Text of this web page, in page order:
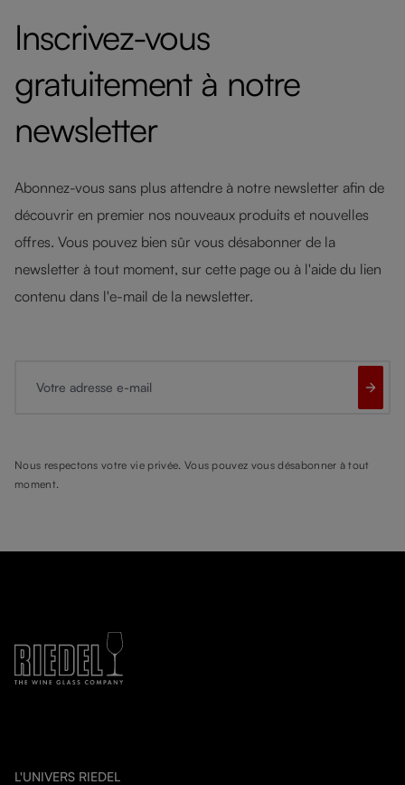
Inscrivez-vous
gratuitement à notre
newsletter
Abonnez-vous sans plus attendre à notre newsletter afin de
découvrir en premier nos nouveaux produits et nouvelles
offres. Vous pouvez bien sûr vous désabonner de la
newsletter à tout moment, sur cette page ou à l'aide du lien
contenu dans l'e-mail de la newsletter.
Nous respectons votre vie privée. Vous pouvez vous désabonner à tout
moment.
L'UNIVERS RIEDEL